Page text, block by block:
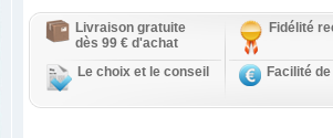
Livraison gratuite
dès 99 € d'achat
Fidélité
Le choix et le conseil Facilité